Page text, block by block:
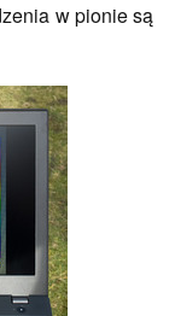
w pionie są